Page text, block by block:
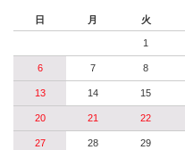
日 月 火
1
6 7 8
13 14 15
20 21 22
27 28 29